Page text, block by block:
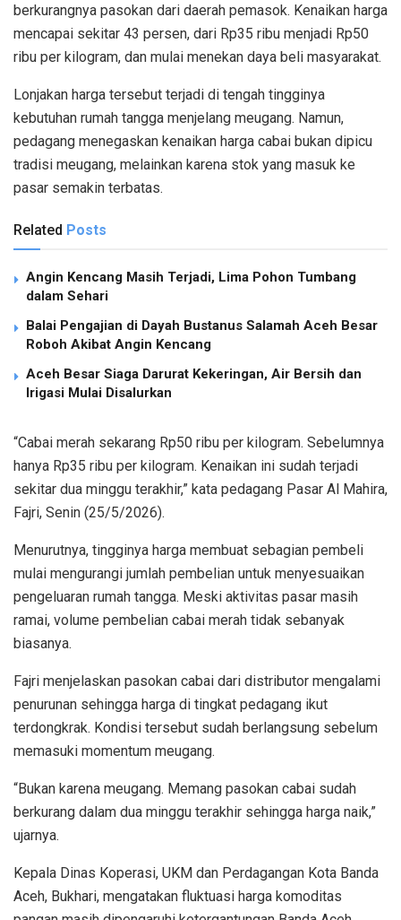
berkurangnya pasokan dari daerah pemasok. Kenaikan harga
mencapai sekitar 43 persen, dari Rp35 ribu menjadi Rp50
ribu per kilogram, dan mulai menekan daya beli masyarakat.
Lonjakan harga tersebut terjadi di tengah tingginya
kebutuhan rumah tangga menjelang meugang. Namun,
pedagang menegaskan kenaikan harga cabai bukan dipicu
tradisi meugang, melainkan karena stok yang masuk ke
pasar semakin terbatas.
Related Posts
Angin Kencang Masih Terjadi, Lima Pohon Tumbang
dalam Sehari
Balai Pengajian di Dayah Bustanus Salamah Aceh Besar
Roboh Akibat Angin Kencang
Aceh Besar Siaga Darurat Kekeringan, Air Bersih dan
Irigasi Mulai Disalurkan
“Cabai merah sekarang Rp50 ribu per kilogram. Sebelumnya
hanya Rp35 ribu per kilogram. Kenaikan ini sudah terjadi
sekitar dua minggu terakhir,” kata pedagang Pasar Al Mahira,
Fajri, Senin (25/5/2026).
Menurutnya, tingginya harga membuat sebagian pembeli
mulai mengurangi jumlah pembelian untuk menyesuaikan
pengeluaran rumah tangga. Meski aktivitas pasar masih
ramai, volume pembelian cabai merah tidak sebanyak
biasanya.
Fajri menjelaskan pasokan cabai dari distributor mengalami
penurunan sehingga harga di tingkat pedagang ikut
terdongkrak. Kondisi tersebut sudah berlangsung sebelum
memasuki momentum meugang.
“Bukan karena meugang. Memang pasokan cabai sudah
berkurang dalam dua minggu terakhir sehingga harga naik,”
ujarnya.
Kepala Dinas Koperasi, UKM dan Perdagangan Kota Banda
Aceh, Bukhari, mengatakan fluktuasi harga komoditas